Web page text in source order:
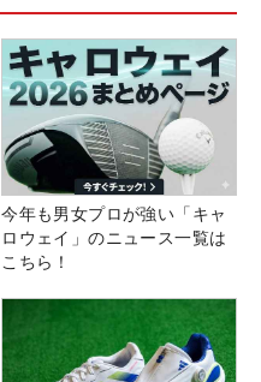
今年も男女プロが強い「キャ
ロウェイ」のニュース一覧は
こちら！